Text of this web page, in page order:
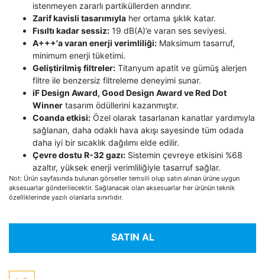
istenmeyen zararlı partiküllerden arındırır.
Zarif kavisli tasarımıyla her ortama şıklık katar.
Fısıltı kadar sessiz: 19 dB(A)’e varan ses seviyesi.
A+++'a varan enerji verimliliği: Maksimum tasarruf,
minimum enerji tüketimi.
Geliştirilmiş filtreler: Titanyum apatit ve gümüş alerjen
filtre ile benzersiz filtreleme deneyimi sunar.
iF Design Award, Good Design Award ve Red Dot
Winner tasarım ödüllerini kazanmıştır.
Coanda etkisi: Özel olarak tasarlanan kanatlar yardımıyla
sağlanan, daha odaklı hava akışı sayesinde tüm odada
daha iyi bir sıcaklık dağılımı elde edilir.
Çevre dostu R-32 gazı: Sistemin çevreye etkisini %68
azaltır, yüksek enerji verimliliğiyle tasarruf sağlar.
Not: Ürün sayfasında bulunan görseller temsili olup satın alınan ürüne uygun
aksesuarlar gönderilecektir. Sağlanacak olan aksesuarlar her ürünün teknik
özelliklerinde yazılı olanlarla sınırlıdır.
SATIN AL